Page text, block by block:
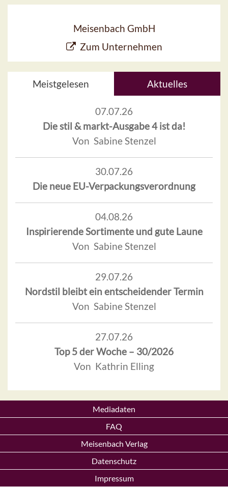
Meisenbach GmbH
Zum Unternehmen
Meistgelesen Aktuelles
07.07.26
Die stil & markt-Ausgabe 4 ist da!
Von Sabine Stenzel
30.07.26
Die neue EU-Verpackungsverordnung
04.08.26
Inspirierende Sortimente und gute Laune
Von Sabine Stenzel
29.07.26
Nordstil bleibt ein entscheidender Termin
Von Sabine Stenzel
27.07.26
Top 5 der Woche – 30/2026
Von Kathrin Elling
Mediadaten
FAQ
Meisenbach Verlag
Datenschutz
Impressum